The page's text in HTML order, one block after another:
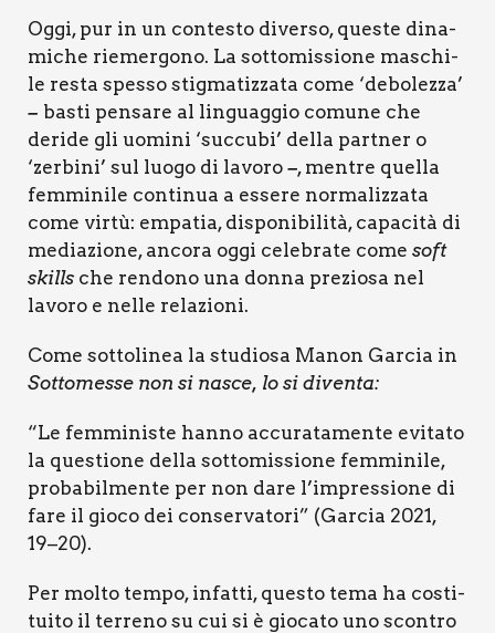
Oggi, pur in un con­te­sto diver­so, que­ste dina­
mi­che rie­mer­go­no. La sot­to­mis­sio­ne maschi­
le resta spes­so stig­ma­tiz­za­ta come ‘debo­lez­za’
– basti pen­sa­re al lin­guag­gio comu­ne che
deri­de gli uomi­ni ‘suc­cu­bi’ del­la part­ner o
‘zer­bi­ni’ sul luo­go di lavo­ro –, men­tre quel­la
fem­mi­ni­le con­ti­nua a esse­re nor­ma­liz­za­ta
come vir­tù: empa­tia, dispo­ni­bi­li­tà, capa­ci­tà di
media­zio­ne, anco­ra oggi cele­bra­te come soft
skillsche ren­do­no una don­na pre­zio­sa nel
lavo­ro e nel­le rela­zio­ni.
Come sot­to­li­nea la stu­dio­sa Manon Gar­cia in
Sot­to­mes­se non si nasce, lo si diven­ta:
“Le fem­mi­ni­ste han­no accu­ra­ta­men­te evi­ta­to
la que­stio­ne del­la sot­to­mis­sio­ne fem­mi­ni­le,
pro­ba­bil­men­te per non dare l’impressione di
fare il gio­co dei con­ser­va­to­ri” (Gar­cia 2021,
19–20).
Per mol­to tem­po, infat­ti, que­sto tema ha costi­
tui­to il ter­re­no su cui si è gio­ca­to uno scon­tro